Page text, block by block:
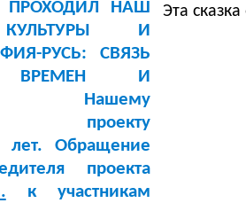
ПРОХОДИЛ НАШ
И
РУСЬ: СВЯЗЬ
ВРЕМЕН И
Нашему
проекту
лет. Обращение
проекта
к участникам
Эта